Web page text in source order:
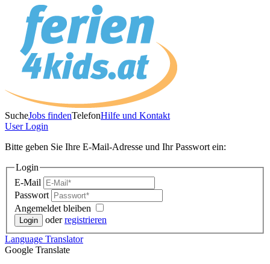
SucheJobs findenTelefonHilfe und Kontakt
UserLogin
Bitte geben Sie Ihre E-Mail-Adresse und Ihr Passwort ein:
Login
E-Mail
Passwort
Angemeldet bleiben
oderregistrieren
Language Translator
Google Translate